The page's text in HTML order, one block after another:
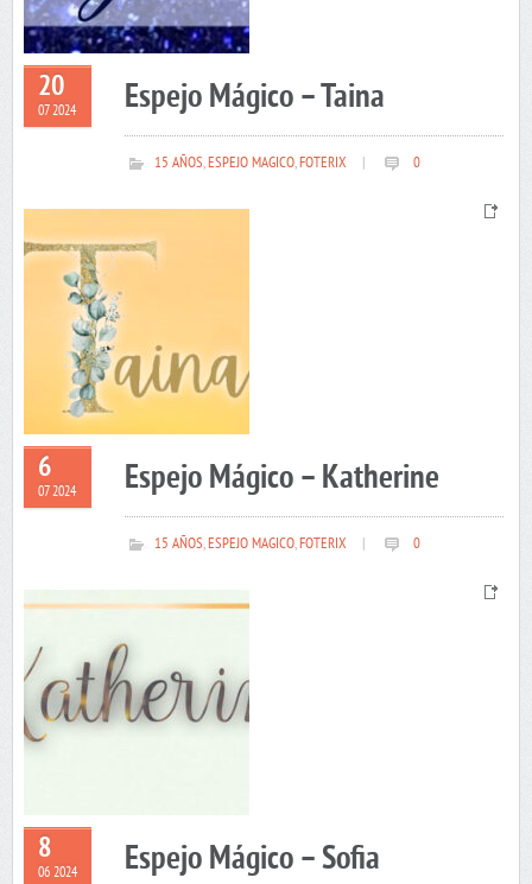
20
07 2024 Espejo Mágico – Taina
15 AÑOS,ESPEJO MAGICO,FOTERIX 0
6
07 2024 Espejo Mágico – Katherine
15 AÑOS,ESPEJO MAGICO,FOTERIX 0
8
06 2024 Espejo Mágico – Sofia